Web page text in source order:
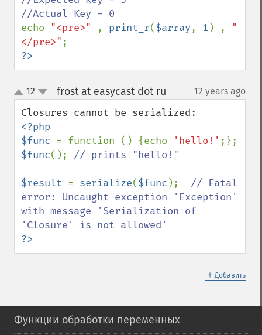
echo "<pre>" , print_r($array, 1 ) , "
</pre>"
?>
up
down
12 frost at easycast dot ru 12 years ago
<?php
$func = function () {echo 'hello!'
$func(); // prints "hello!"
$result = serialize($func ); // Fatal
error: Uncaught exception 'Exception'
with message 'Serialization of
?>
＋ Добавить
Функции обработки переменных